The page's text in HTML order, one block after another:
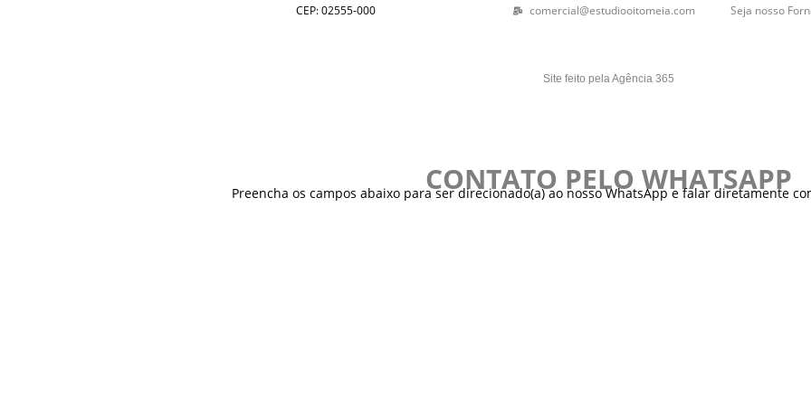
CEP: 02555-000
comercial@estudiooitomeia.com
Seja nosso
Site feito pela Agência 365
CONTATO PELO WHATSAPP
Preencha os campos abaixo para ser direcionado(a) ao nosso WhatsApp e falar diretamente